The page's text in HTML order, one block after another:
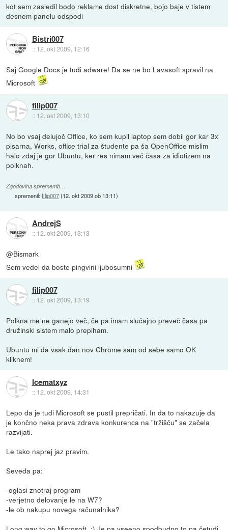
kot sem zasledil bodo reklame dost diskretne, bojo baje v tistem
desnem panelu odspodi
Bistri007
:: 12. okt 2009, 12:16
Saj Google Docs je tudi adware! Da se ne bo Lavasoft spravil na
Microsoft
filip007
:: 12. okt 2009, 13:10
No bo vsaj delujoč Office, ko sem kupil laptop sem dobil gor kar 3x
pisarna, Works, office trial za študente pa ša OpenOffice mislim
halo zdaj je gor Ubuntu, ker res nimam več časa za idiotizem na
polknah.
Zgodovina sprememb…
spremenil:filip007(12. okt 2009 ob 13:11)
AndrejS
:: 12. okt 2009, 13:13
@Bismark
Sem vedel da boste pingvini ljubosumni
filip007
:: 12. okt 2009, 13:19
Polkna me ne ganejo več, če pa imam slučajno preveč časa pa
družinski sistem malo prepiham.
Ubuntu mi da vsak dan nov Chrome sam od sebe samo OK
kliknem!
Icematxyz
:: 12. okt 2009, 14:31
Lepo da je tudi Microsoft se pustil prepričati. In da to nakazuje da
je končno neka prava zdrava konkurenca na "tržišču" se začela
razvijati.
Le tako naprej jaz pravim.
Seveda pa:
-oglasi znotraj program
-verjetno delovanje le na W7?
-le ob nakupu novega računalnika?